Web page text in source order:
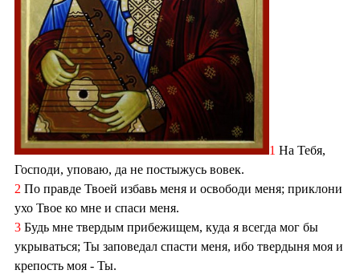
1 На Тебя,
Господи, уповаю, да не постыжусь вовек.
2 По правде Твоей избавь меня и освободи меня; приклони
ухо Твое ко мне и спаси меня.
3 Будь мне твердым прибежищем, куда я всегда мог бы
укрываться; Ты заповедал спасти меня, ибо твердыня моя и
крепость моя - Ты.